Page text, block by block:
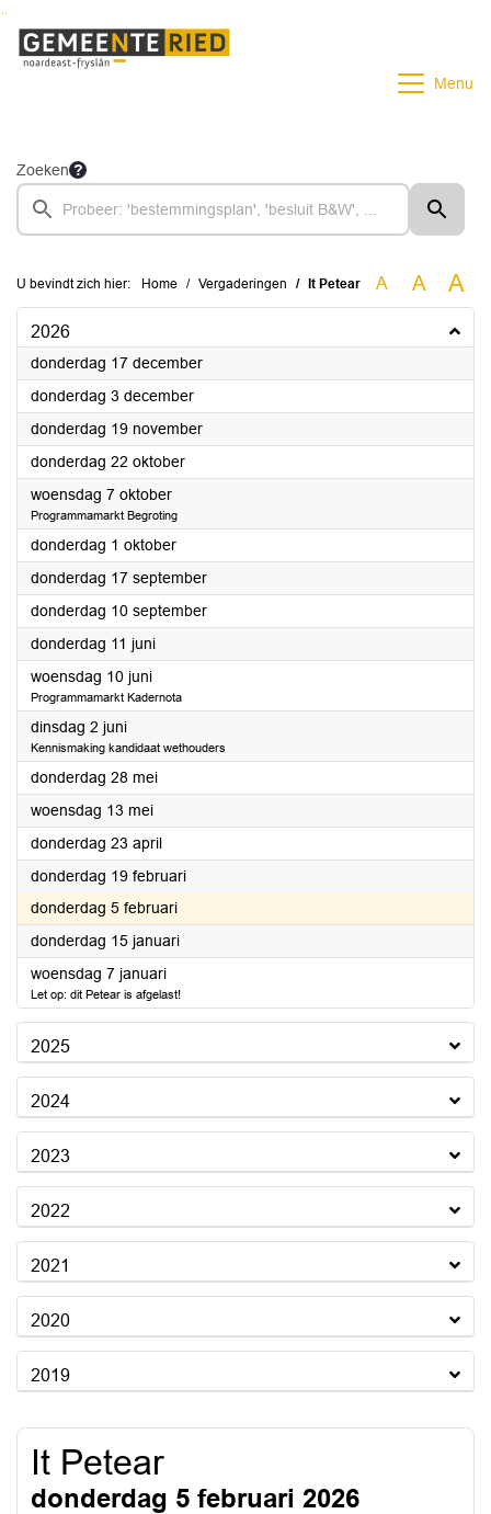
Menu
Zoeken
U bevindt zich hier: Home Vergaderingen It Petear A A A
2026
donderdag 17 december2026
donderdag 3 december2026
donderdag 19 november2026
donderdag 22 oktober2026
woensdag 7 oktober2026
Programmamarkt Begroting
donderdag 1 oktober2026
donderdag 17 september2026
donderdag 10 september2026
donderdag 11 juni2026
woensdag 10 juni2026
Programmamarkt Kadernota
dinsdag 2 juni2026
Kennismaking kandidaat wethouders
donderdag 28 mei2026
woensdag 13 mei2026
donderdag 23 april2026
donderdag 19 februari2026
donderdag 5 februari2026
donderdag 15 januari2026
woensdag 7 januari2026
Let op: dit Petear is afgelast!
2025
2024
2023
2022
2021
2020
2019
It Petear
donderdag 5 februari 2026